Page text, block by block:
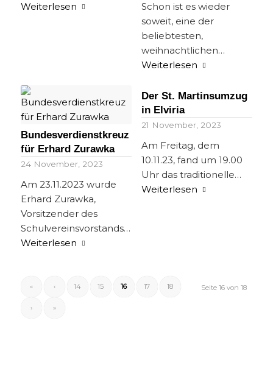
Weiterlesen
Schon ist es wieder
soweit, eine der
beliebtesten,
weihnachtlichen…
Weiterlesen
Bundesverdienstkreuz
für Erhard Zurawka
24 November, 2023
Am 23.11.2023 wurde
Erhard Zurawka,
Vorsitzender des
Schulvereinsvorstands…
Weiterlesen
Der St. Martinsumzug
in Elviria
21 November, 2023
Am Freitag, dem
10.11.23, fand um 19.00
Uhr das traditionelle…
Weiterlesen
Seite 16 von 18
« ‹ 14 15 16 17 18
› »